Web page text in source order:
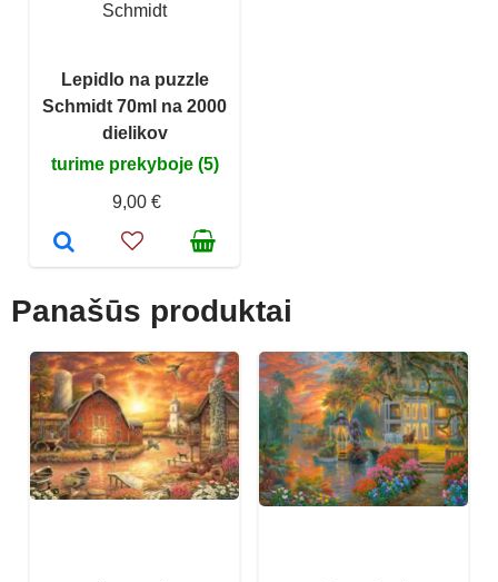
Schmidt
Lepidlo na puzzle
Schmidt 70ml na 2000
dielikov
turime prekyboje (5)
9,00 €
Panašūs produktai